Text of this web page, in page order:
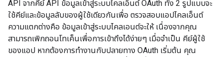
API จากคีย์ API ข้อมูลเข้าสู่ระบบไคลเอ็นต์ OAuth ทั้ง 2 รูปแบบจะ
ใช้คีย์และข้อมูลลับของผู้ใช้เดียวกันเพื่อ ตรวจสอบแอปไคลเอ็นต์
ความแตกต่างคือ ข้อมูลเข้าสู่ระบบไคลเอนต์จะให้ เนื่องจากคุณ
สามารถเพิกถอนโทเค็นเพื่อการเข้าถึงได้ง่ายๆ เมื่อจำเป็น คีย์ผู้ใช้
ของแอป หากต้องการทำงานกับปลายทาง OAuth เริ่มต้น คุณ